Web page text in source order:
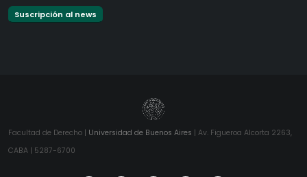
Suscripción al news
Facultad de Derecho | Universidad de Buenos Aires | Av. Figueroa Alcorta 2263,
CABA | 5287-6700